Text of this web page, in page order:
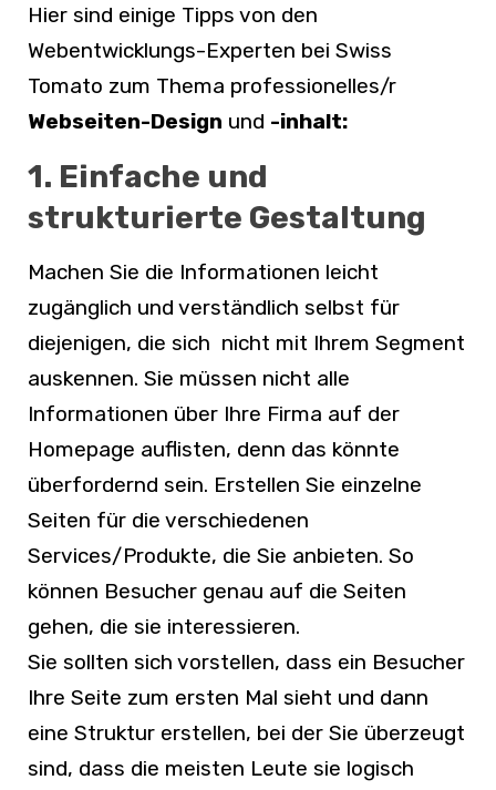
Hier sind einige Tipps von den
Webentwicklungs-Experten bei Swiss
Tomato zum Thema professionelles/r
Webseiten-Design und -inhalt:
1. Einfache und
strukturierte Gestaltung
Machen Sie die Informationen leicht
zugänglich und verständlich selbst für
diejenigen, die sich nicht mit Ihrem Segment
auskennen. Sie müssen nicht alle
Informationen über Ihre Firma auf der
Homepage auflisten, denn das könnte
überfordernd sein. Erstellen Sie einzelne
Seiten für die verschiedenen
Services/Produkte, die Sie anbieten. So
können Besucher genau auf die Seiten
gehen, die sie interessieren.
Sie sollten sich vorstellen, dass ein Besucher
Ihre Seite zum ersten Mal sieht und dann
eine Struktur erstellen, bei der Sie überzeugt
sind, dass die meisten Leute sie logisch